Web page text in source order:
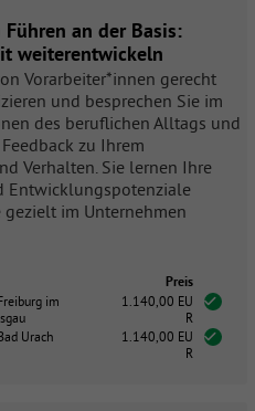
an der Basis:
weiterentwickeln
Vorarbeiter*innen gerecht
und besprechen Sie im
des beruflichen Alltags und
zu Ihrem
Verhalten. Sie lernen Ihre
Entwicklungspotenziale
im Unternehmen
Preis
im
1.140,00 EU
R
Urach
1.140,00 EU
R